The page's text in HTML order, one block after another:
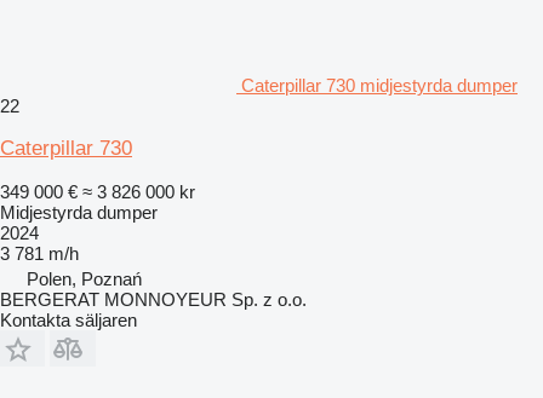
Caterpillar 730 midjestyrda dumper
22
Caterpillar 730
349 000 € ≈ 3 826 000 kr
Midjestyrda dumper
2024
3 781 m/h
Polen, Poznań
BERGERAT MONNOYEUR Sp. z o.o.
Kontakta säljaren